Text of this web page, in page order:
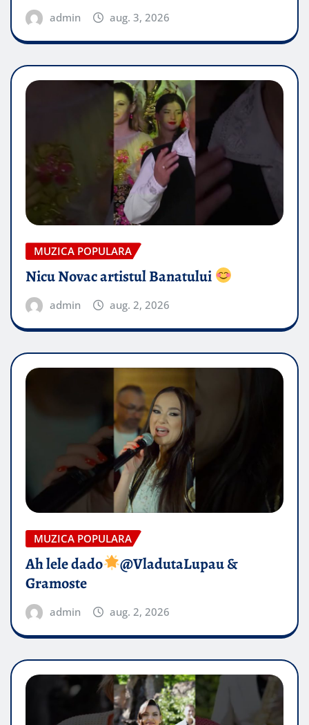
admin aug. 3, 2026
MUZICA POPULARA
Nicu Novac artistul Banatului
admin aug. 2, 2026
MUZICA POPULARA
Ah lele dado​
@VladutaLupau &
Gramoste
admin aug. 2, 2026